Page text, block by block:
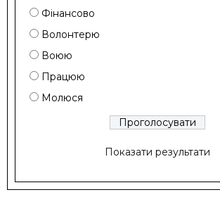
Фінансово
Волонтерю
Воюю
Працюю
Молюся
Показати результати